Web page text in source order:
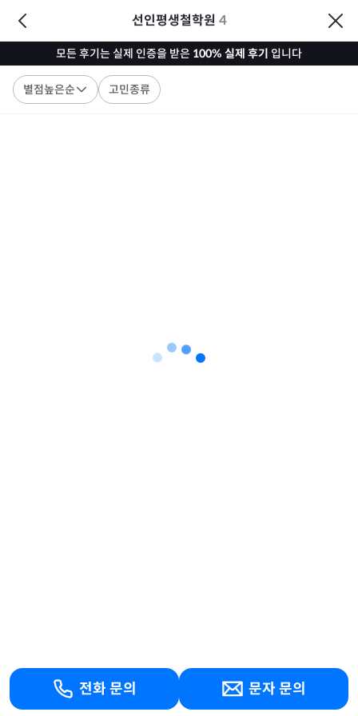
선인평생철학원 4
모든 후기는 실제 인증을 받은 100% 실제 후기 입니다
별점높은순 고민종류
전화 문의 문자 문의